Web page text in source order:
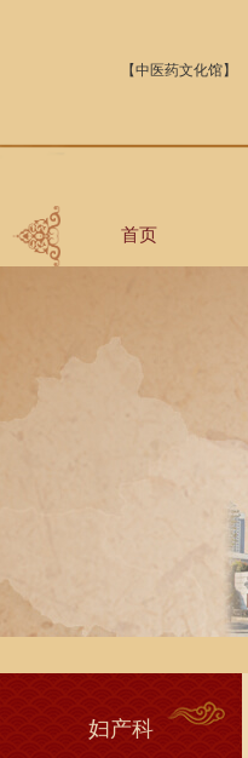
【中医药文化馆】
首页
妇产科